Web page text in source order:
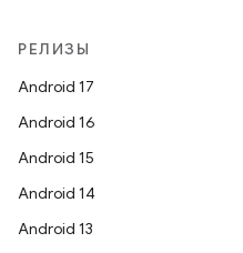
РЕЛИЗЫ
Android 17
Android 16
Android 15
Android 14
Android 13